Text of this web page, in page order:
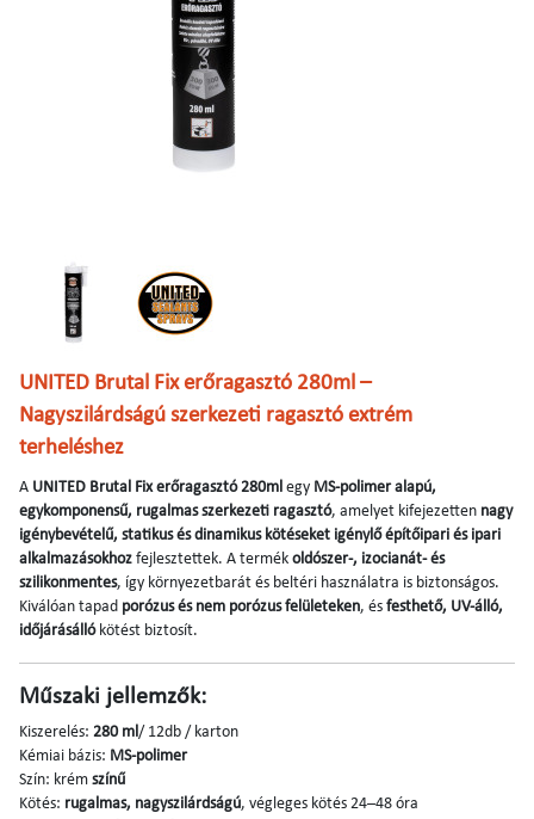
UNITED Brutal Fix erőragasztó 280ml –
Nagyszilárdságú szerkezeti ragasztó extrém
terheléshez
A UNITED Brutal Fix erőragasztó 280ml egy MS-polimer alapú,
egykomponensű, rugalmas szerkezeti ragasztó, amelyet kifejezetten nagy
igénybevételű, statikus és dinamikus kötéseket igénylő építőipari és ipari
alkalmazásokhoz fejlesztettek. A termék oldószer-, izocianát- és
szilikonmentes, így környezetbarát és beltéri használatra is biztonságos.
Kiválóan tapad porózus és nem porózus felületeken, és festhető, UV-álló,
időjárásállókötést biztosít.
Műszaki jellemzők:
Kiszerelés: 280 ml / 12db / karton
Kémiai bázis: MS-polimer
Szín: krém színű
Kötés: rugalmas, nagyszilárdságú, végleges kötés 24–48 óra